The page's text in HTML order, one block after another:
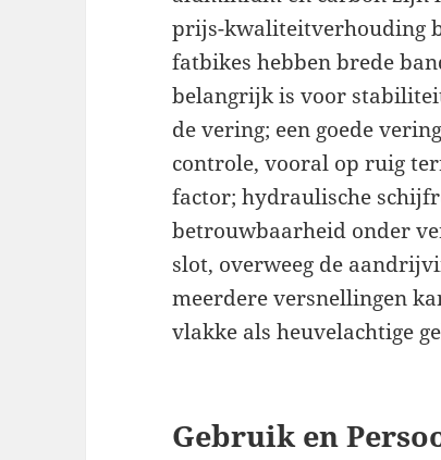
prijs-kwaliteitverhouding
fatbikes hebben brede
belangrijk is voor
de vering; een goede
controle, vooral op ruig
factor; hydraulische
betrouwbaarheid onder
slot, overweeg de
meerdere versnellingen
vlakke als heuvelachtige
Gebruik en